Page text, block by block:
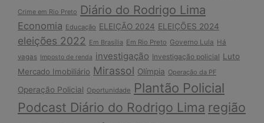
Crime em Rio Preto Diário do Rodrigo Lima
Economia Educação ELEIÇÃO 2024 ELEIÇÕES 2024
eleições 2022 Em Brasília Em Rio Preto Governo Lula Há
vagas
Imposto de renda investigação Investigação policial Luto
Mercado Imobiliário Mirassol Olímpia Operação da PF
Operação Policial Oportunidade Plantão Policial
Podcast Diário do Rodrigo Lima região